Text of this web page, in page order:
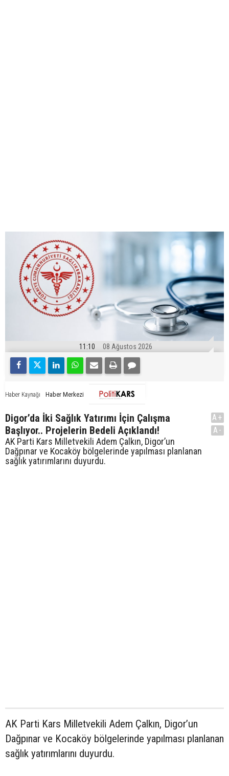
11:10 08 Ağustos 2026
Haber Kaynağı Haber Merkezi
Digor’da İki Sağlık Yatırımı İçin Çalışma
Başlıyor.. Projelerin Bedeli Açıklandı!
AK Parti Kars Milletvekili Adem Çalkın, Digor’un
Dağpınar ve Kocaköy bölgelerinde yapılması planlanan
sağlık yatırımlarını duyurdu.
A+
A-
AK Parti Kars Milletvekili Adem Çalkın, Digor’un
Dağpınar ve Kocaköy bölgelerinde yapılması planlanan
sağlık yatırımlarını duyurdu.